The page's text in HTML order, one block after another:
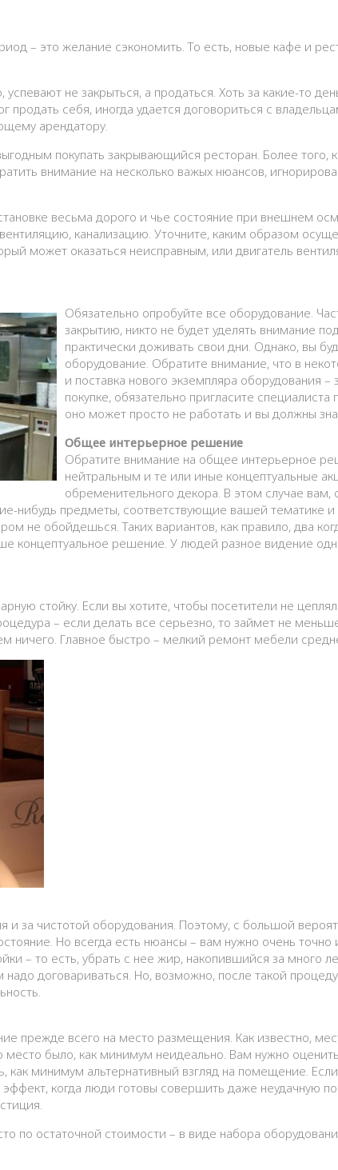
не закрыться, а продаться. Хоть за какие-то
себя, иногда удается договориться с
арендатору.
покупать закрывающийся ресторан. Более
внимание на несколько важых нюансов,
весьма дорого и чье состояние при внешнем
канализацию. Уточните, каким образом
может оказаться неисправным, или двигатель
Обязательно опробуйте все оборудование.
закрытию, никто не будет уделять внимание
практически доживать свои дни. Однако, вы
оборудование. Обратите внимание, что в
и поставка нового экземпляра оборудования
покупке, обязательно пригласите
оно может просто не работать и вы должны
Общее интерьерное решение
Обратите внимание на общее интерьерное
нейтральным и те или иные концептуальные
обременительного декора. В этом случае вам,
нибудь предметы, соответствующие вашей тематике
не обойдешься. Таких вариантов, как правило, два
концептуальное решение. У людей разное видение
стойку. Если вы хотите, чтобы посетители не
– если делать все серьезно, то займет не
ничего. Главное быстро – мелкий ремонт мебели
за чистотой оборудования. Поэтому, с большой
Но всегда есть нюансы – вам нужно очень точно
– то есть, убрать с нее жир, накопившийся за много
договариваться. Но, возможно, после такой
прежде всего на место размещения. Как известно,
место было, как минимум неидеально. Вам нужно
как минимум альтернативный взгляд на помещение.
когда люди готовы совершить даже неудачную
по остаточной стоимости – в виде набора